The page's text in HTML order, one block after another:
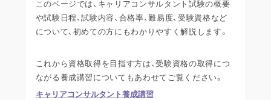
このページでは、キャリアコンサルタント試験の概要
や試験日程、試験内容、合格率、難易度、受験資格など
について、初めての方にもわかりやすく解説します。
これから資格取得を目指す方は、受験資格の取得につ
ながる養成講習についてもあわせてご覧ください。
キャリアコンサルタント養成講習